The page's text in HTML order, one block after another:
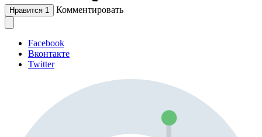
Нравится 1 Комментировать
Facebook
Вконтакте
Twitter